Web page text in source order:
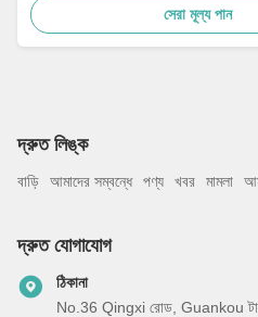
সেরা মূল্য পান
দ্রুত লিঙ্ক
বাড়ি আমাদের সম্বন্ধে পণ্য খবর মামলা
দ্রুত যোগাযোগ
ঠিকানা
No.36 Qingxi রোড, Guankou